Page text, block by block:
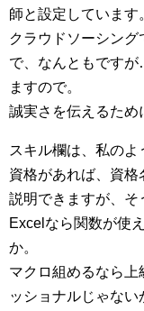
師と設定しています
クラウドソーシン
で、なんともです
ますので。
誠実さを伝えるため
スキル欄は、私のよ
資格があれば、資
説明できますが、そ
Excelなら関数が使
か。
マクロ組めるなら上
ッショナルじゃない